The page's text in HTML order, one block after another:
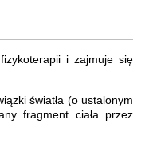
i zajmuje się
światła (o ustalonym
fragment ciała przez